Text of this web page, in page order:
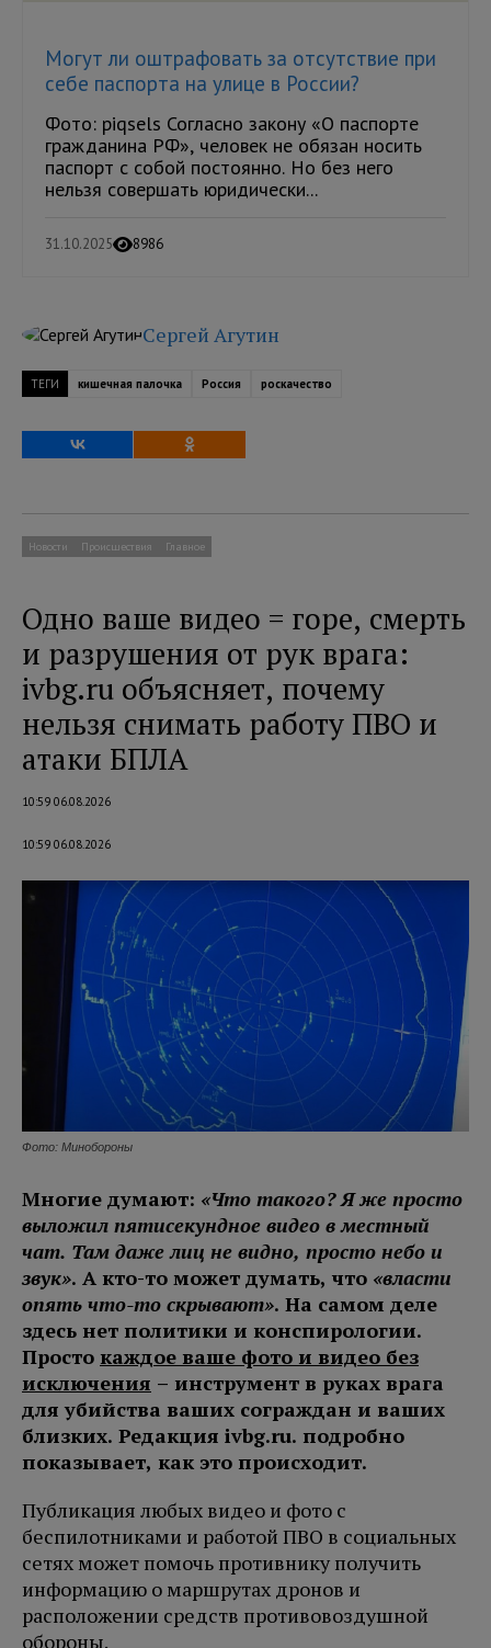
Могут ли оштрафовать за отсутствие при
себе паспорта на улице в России?
Фото: piqsels Согласно закону «О паспорте
гражданина РФ», человек не обязан носить
паспорт с собой постоянно. Но без него
нельзя совершать юридически...
31.10.2025 8986
Сергей Агутин
ТЕГИ кишечная палочка Россия роскачество
Новости Происшествия Главное
Одно ваше видео = горе, смерть
и разрушения от рук врага:
ivbg.ru объясняет, почему
нельзя снимать работу ПВО и
атаки БПЛА
10:59 06.08.2026
10:59 06.08.2026
Фото: Минобороны
Многие думают: «Что такого? Я же просто
выложил пятисекундное видео в местный
чат. Там даже лиц не видно, просто небо и
звук». А кто-то может думать, что «власти
опять что-то скрывают». На самом деле
здесь нет политики и конспирологии.
Просто каждое ваше фото и видео без
исключения – инструмент в руках врага
для убийства ваших сограждан и ваших
близких. Редакция ivbg.ru. подробно
показывает, как это происходит.
Публикация любых видео и фото с
беспилотниками и работой ПВО в социальных
сетях может помочь противнику получить
информацию о маршрутах дронов и
расположении средств противовоздушной
обороны.